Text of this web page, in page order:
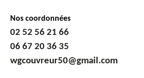
Nos coordonnées
02 52 56 21 66
06 67 20 36 35
wgcouvreur50@gmail.com